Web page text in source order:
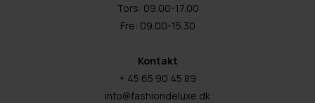
Tors: 09.00-17.00
Fre: 09.00-15.30
Kontakt
+ 45 65 90 45 89
info@fashiondeluxe.dk